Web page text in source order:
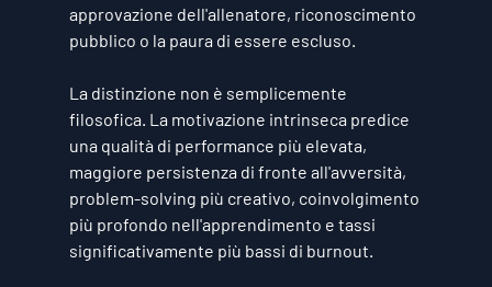
approvazione dell'allenatore, riconoscimento
pubblico o la paura di essere escluso.
La distinzione non è semplicemente
filosofica. La motivazione intrinseca predice
una qualità di performance più elevata,
maggiore persistenza di fronte all'avversità,
problem-solving più creativo, coinvolgimento
più profondo nell'apprendimento e tassi
significativamente più bassi di burnout.